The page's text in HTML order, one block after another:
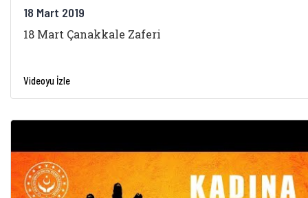
18 Mart 2019
18 Mart Çanakkale Zaferi
Videoyu İzle